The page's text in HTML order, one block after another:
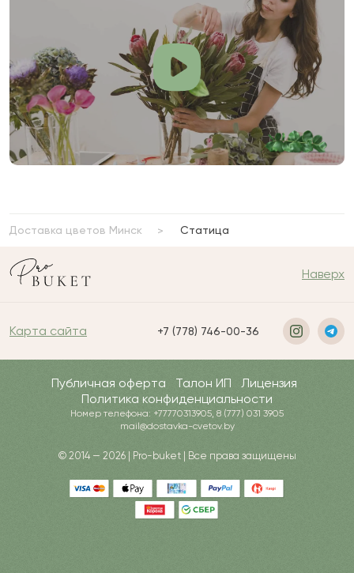
Доставка цветов Минск Статица
Наверх
Карта сайта +7 (778) 746-00-36
Публичная оферта Талон ИП
Лицензия
Политика конфиденциальности
Номер телефона: +77770313905, 8 (777) 031 3905
mail@dostavka-cvetov.by
© 2014 — 2026 | Pro-buket | Все права защищены